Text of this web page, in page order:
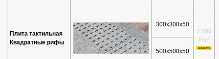
Плита тактильная
Квадратные рифы
300х300х50
7 700
₽/м²
500х500х50